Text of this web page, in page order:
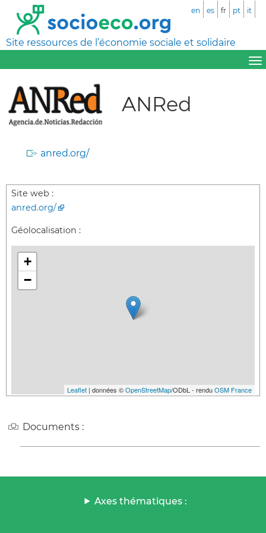
Site ressources de l’économie sociale et solidaire
en es fr pt it
ANRed
anred.org/
Site web :
anred.org/
Géolocalisation :
+
−
Leaflet | données ©OpenStreetMap/ODbL - renduOSM France
Documents :
Axes thématiques :